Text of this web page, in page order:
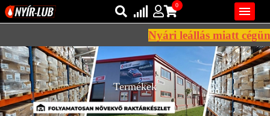
REGISZTRÁCIÓ

Bejelentkezés
Regisztráció
0
AZ ÖN KOSARA ÜRES
Nyári leállás miatt
Termékek